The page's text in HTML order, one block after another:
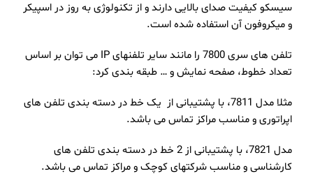
سیسکو کیفیت صدای بالایی دارند و از تکنولوژی به روز در اسپیکر
و میکروفون آن استفاده شده است.
تلفن های سری 7800 را مانند سایر تلفنهای IP می توان بر اساس
تعداد خطوط، صفحه نمایش و … طبقه بندی کرد:
مثلا مدل 7811، با پشتیبانی از یک خط در دسته بندی تلفن های
اپراتوری و مناسب مراکز تماس می باشد.
مدل 7821، با پشتیبانی از 2 خط در دسته بندی تلفن های
کارشناسی و مناسب شرکتهای کوچک و مراکز تماس می باشد.